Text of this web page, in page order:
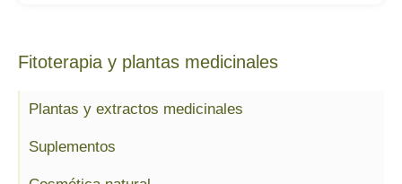
Fitoterapia y plantas medicinales
Plantas y extractos medicinales
Suplementos